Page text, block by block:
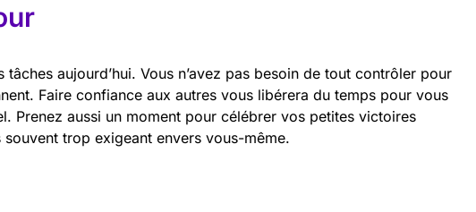
tâches aujourd’hui. Vous n’avez pas besoin de tout contrôler pour
Faire confiance aux autres vous libérera du temps pour vous
Prenez aussi un moment pour célébrer vos petites victoires
trop exigeant envers vous-même.